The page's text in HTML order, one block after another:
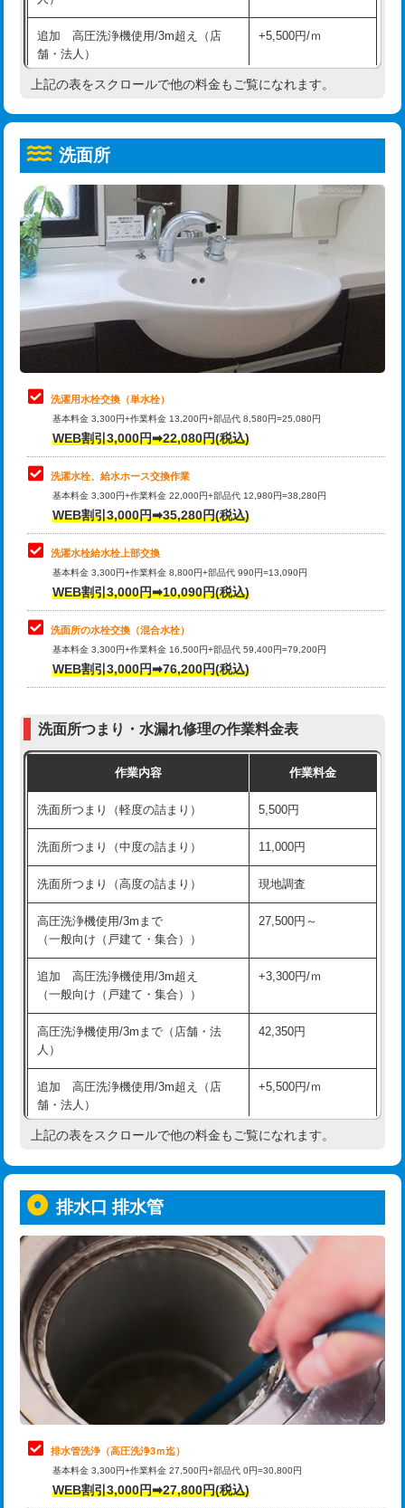
コンクリート斫り（厚さ10㎝超え）
モルタル補修（厚さ10㎝まで） 27,500円
モルタル補修（厚さ10㎝超え） 38,500円
洗面台設置 38,500円
追加人工
廃棄・処分 現場見積
※給水管工事は20mmまでの価格です。
給水管工事※（ホール加工)
給水管工事※（バンド止め) 3,300円
給水管工事※（支持金具設置) 5,500円
給水管工事※（保温材使用（バンド止
め込み）)
5,500円
給水管工事※（土の掘削・埋め戻し作
業)
11,000円
給水管工事※（塩ビ管（VP・HI）使
用/3ｍまで)
33,000円
給水管工事※（塩ビ管（VP・HI）使
用（追加）/3ｍ超え)
給水管工事※（ライニング鋼管・銅
管・ポリ管・HT管使用/3ｍまで)
44,000円
給水管工事※（ライニング鋼管・銅
管・ポリ管・HT管使用/3ｍ超え)
排水管工事（土の掘削・埋め戻し作
業）
排水管工事（排水管工事/3ｍまで） 55,000円
排水管工事（追加 排水管工事/3ｍ超
え）
マス交換（土の掘削・埋め戻し作業）
マス交換（深さ50㎝未満）
マス交換（深さ50㎝以上）
モルタル補修（厚さ10㎝まで） 27,500円
モルタル補修（厚さ10㎝超え） 38,500円
洗面台設置 38,500円
バスタブ設置 現場見積
追加人工 16,500円
廃棄・処分 現場見積
※給水管工事は20mmまでの価格です。
追加 高圧洗浄機使用/3m超え（店
舗・法人）
+5,500円/ｍ
高度高圧洗浄換 現地調査
トーラー機使用/3mまで
追加トーラー機使用/3m超え +3,300円
カメラ調査 33,000円
桝清掃
止水・漏水調査・防水処理・清掃・修
理・調整・分解・加工など（軽作業）
11,000円
止水・漏水調査・防水処理・清掃・修
理・調整・分解・加工など（中作業）
22,000円
止水・漏水調査・防水処理・清掃・修
理・調整・分解・加工など（重作業）
33,000円
キッチンタンク脱着
その他部品の脱着
交換・取付（タンク）
交換・取付(単水栓（壁付・デッキ
式）)
交換・取付(混合水栓（壁付・デッキ
式・ワンホール）)
16,500円+材料費
（P/S/ポップアップ））
交換・取付（その他部品） 11,000円+材料費
持込商品取付（単水栓） 13,200円
持込商品取付（混合水栓） 16,500円
持込商品取付（浄水器・分岐水栓） 16,500円
給水管工事※（ホール加工) 16,500円
給水管工事※（バンド止め)
給水管工事※（支持金具設置) 5,500円
給水管工事※（保温材使用（バンド止
め込み）)
5,500円
給水管工事※（土の掘削・埋め戻し作
業)
11,000円
給水管工事※（塩ビ管（VP・HI）使
用/3ｍまで)
用（追加）/3ｍ超え)
給水管工事※（ライニング鋼管・銅
管・ポリ管・HT管使用/3ｍまで)
44,000円
給水管工事※（ライニング鋼管・銅
管・ポリ管・HT管使用/3ｍ超え)
+8,800円
排水管工事（土の掘削・埋め戻し作
業）
11,000円~
排水管工事（排水管工事/3ｍまで） 55,000円
排水管工事（追加 排水管工事/3ｍ超
え）
マス交換（土の掘削・埋め戻し作業）
上記の表をスクロールで他の料金もご覧になれます。
洗面所
洗濯用水栓交換（単水栓）
基本料金 3,300円+作業料金 13,200円+部品代 8,580円=25,080円
WEB割引3,000円➡22,080円(税込)
洗濯水栓、給水ホース交換作業
基本料金 3,300円+作業料金 22,000円+部品代 12,980円=38,280円
WEB割引3,000円➡35,280円(税込)
洗濯水栓給水栓上部交換
基本料金 3,300円+作業料金 8,800円+部品代 990円=13,090円
WEB割引3,000円➡10,090円(税込)
洗面所の水栓交換（混合水栓）
基本料金 3,300円+作業料金 16,500円+部品代 59,400円=79,200円
WEB割引3,000円➡76,200円(税込)
洗面所つまり・水漏れ修理の作業料金表
作業内容 作業料金
洗面所つまり（軽度の詰まり） 5,500円
洗面所つまり（中度の詰まり） 11,000円
洗面所つまり（高度の詰まり） 現地調査
高圧洗浄機使用/3mまで
（一般向け（戸建て・集合））
27,500円～
追加 高圧洗浄機使用/3m超え
（一般向け（戸建て・集合））
+3,300円/ｍ
高圧洗浄機使用/3mまで（店舗・法
人）
42,350円
追加 高圧洗浄機使用/3m超え（店
舗・法人）
+5,500円/ｍ
高度高圧洗浄換 現地調査
トーラー機使用/3mまで
追加トーラー機使用/3m超え +3,300円
カメラ調査 33,000円
桝清掃 8,800円
止水・漏水調査・防水処理・清掃・修
理・調整・分解・加工など（軽作業）
11,000円
止水・漏水調査・防水処理・清掃・修
理・調整・分解・加工など（中作業）
22,000円
止水・漏水調査・防水処理・清掃・修
理・調整・分解・加工など（重作業）
33,000円
上記の表をスクロールで他の料金もご覧になれます。
排水口 排水管
排水管洗浄（高圧洗浄3ｍ迄）
基本料金 3,300円+作業料金 27,500円+部品代 0円=30,800円
WEB割引3,000円➡27,800円(税込)